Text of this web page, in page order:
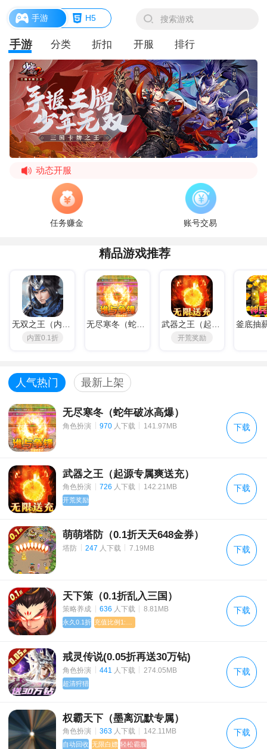
手游 H5
手游 分类 折扣 开服 排行
动态开服
战斗增益系统
PVE玩法指南（二）
《猎魂觉醒》7月29日更新公告
《斗罗大陆2绝世唐门》3月19日全平台公测
《吞星》 停运公告
剑弑天下 本周合服方案初版如下
传奇霸主 开服活动
传奇霸主 神器合服活动
《原始传奇》4月12日 更新公告
《原始传奇》6月18日 维护公告
《原始传奇》6月18日 更新公告
教主之家（GM版）福利介绍
《王城无双》试玩转游活动
《乱石迷阵（共享充值版）》充值活动
半熟英雄（天天刷充值）上线福利
动态开服公告
任务赚金 账号交易
精品游戏推荐
内置0.1折 开荒奖励
人气热门 最新上架
无尽寒冬（蛇年破冰高爆）
角色扮演 970 人下载 141.97MB 下载
武器之王（起源专属爽送充）
角色扮演 | 726 人下载 | 142.21MB
开荒奖励
下载
萌萌塔防（0.1折天天648金券）
塔防 247 人下载 7.19MB 下载
天下策（0.1折乱入三国）
策略养成 | 636 人下载 | 8.81MB
永久0.1折
下载
戒灵传说(0.05折再送30万钻)
角色扮演 441 人下载 274.05MB
超清狩猎
下载
权霸天下（墨离沉默专属）
角色扮演 | 363 人下载 | 142.11MB
自动回收 无限白嫖 轻松霸服
下载